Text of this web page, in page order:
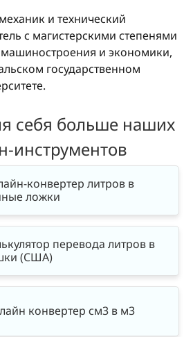
и технический
с магистерскими степенями
машиностроения и экономики,
государственном
себя больше наших
инструментов
конвертер литров в
ложки
перевода литров в
(США)
конвертер см3 в м3